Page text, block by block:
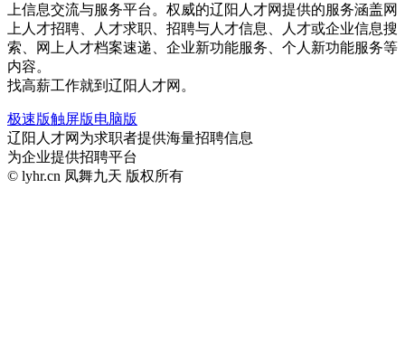
上信息交流与服务平台。权威的辽阳人才网提供的服务涵盖网
上人才招聘、人才求职、招聘与人才信息、人才或企业信息搜
索、网上人才档案速递、企业新功能服务、个人新功能服务等
内容。
找高薪工作就到辽阳人才网。
极速版触屏版电脑版
辽阳人才网为求职者提供海量招聘信息
为企业提供招聘平台
© lyhr.cn 凤舞九天 版权所有